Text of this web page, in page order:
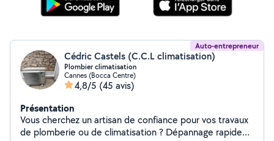
Auto-entrepreneur
Cédric Castels (C.C.L climatisation)
Plombier climatisation
Cannes (Bocca Centre)
4,8/5 (45 avis)
Présentation
Vous cherchez un artisan de confiance pour vos travaux
de plomberie ou de climatisation ? Dépannage rapide